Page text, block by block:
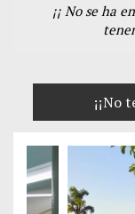
¡¡ No se ha
¡¡No